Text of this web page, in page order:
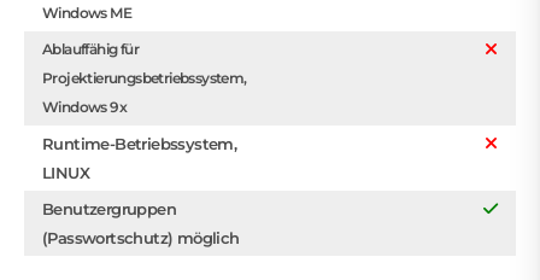
Windows ME
Ablauffähig für
Projektierungsbetriebssystem,
Windows 9x
Runtime-Betriebssystem,
LINUX
Benutzergruppen
(Passwortschutz) möglich